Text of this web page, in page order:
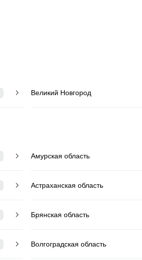
Великий Новгород
Амурская область
Астраханская область
Брянская область
Волгоградская область